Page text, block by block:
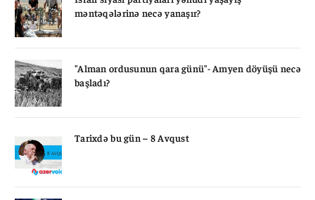
məntəqələrinə necə yanaşır?
"Alman ordusunun qara günü"- Amyen döyüşü necə
başladı?
Tarixdə bu gün – 8 Avqust